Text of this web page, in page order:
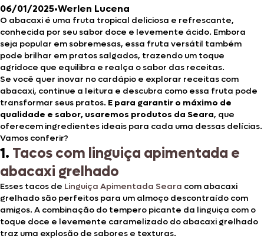
06/01/2025•Werlen Lucena
O abacaxi é uma fruta tropical deliciosa e refrescante,
conhecida por seu sabor doce e levemente ácido. Embora
seja popular em sobremesas, essa fruta versátil também
pode brilhar em pratos salgados, trazendo um toque
agridoce que equilibra e realça o sabor das receitas.
Se você quer inovar no cardápio e explorar receitas com
abacaxi, continue a leitura e descubra como essa fruta pode
transformar seus pratos. E para garantir o máximo de
qualidade e sabor, usaremos produtos da Seara, que
oferecem ingredientes ideais para cada uma dessas delícias.
Vamos conferir?
1. Tacos com linguiça apimentada e
abacaxi grelhado
Esses tacos de Linguiça Apimentada Seara com abacaxi
grelhado são perfeitos para um almoço descontraído com
amigos. A combinação do tempero picante da linguiça com o
toque doce e levemente caramelizado do abacaxi grelhado
traz uma explosão de sabores e texturas.